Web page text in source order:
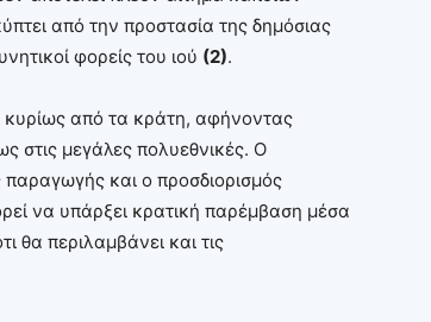
από την προστασία της δημόσιας
φορείς του ιού (2).
κυρίως από τα κράτη, αφήνοντας
στις μεγάλες πολυεθνικές. Ο
και ο προσδιορισμός
να υπάρξει κρατική παρέμβαση μέσα
θα περιλαμβάνει και τις